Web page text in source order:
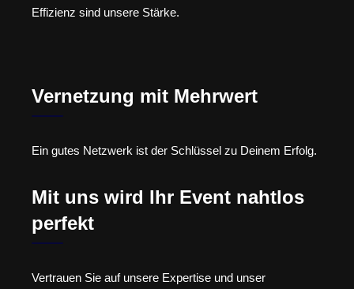
Effizienz sind unsere Stärke.
Vernetzung mit Mehrwert
Ein gutes Netzwerk ist der Schlüssel zu Deinem Erfolg.
Mit uns wird Ihr Event nahtlos
perfekt
Vertrauen Sie auf unsere Expertise und unser